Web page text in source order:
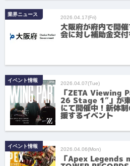
業界ニュース 2026.04.17(Fri)
大阪府が府内で開
会に対し補助金交
イベント情報 2026.04.07(Tue)
「ZETA
26 Stage 1″」が
にて開催中！新体
援するイベント
イベント情報 2026.04.06(Mon)
「Apex Legends